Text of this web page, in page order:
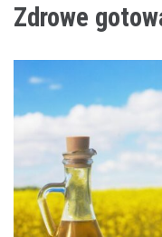
Zdrowe